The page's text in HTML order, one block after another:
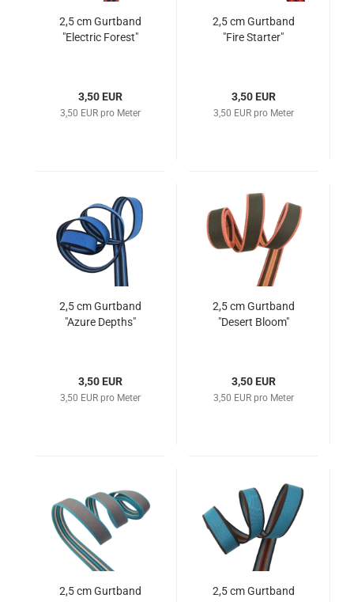
2,5 cm Gurtband
"Electric Forest"
3,50 EUR
3,50 EUR pro Meter
2,5 cm Gurtband
"Fire Starter"
3,50 EUR
3,50 EUR pro Meter
2,5 cm Gurtband
"Azure Depths"
3,50 EUR
3,50 EUR pro Meter
2,5 cm Gurtband
"Desert Bloom"
3,50 EUR
3,50 EUR pro Meter
2,5 cm Gurtband
2,5 cm Gurtband